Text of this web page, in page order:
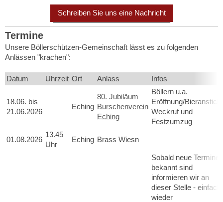
Schreiben Sie uns eine Nachricht
Termine
Unsere Böllerschützen-Gemeinschaft lässt es zu folgenden
Anlässen "krachen":
Datum Uhrzeit Ort Anlass Infos
18.06. bis
21.06.2026
Eching
80. Jubiläum
Burschenverein
Eching
Böllern u.a.
Eröffnung/Bieranstich,
Weckruf und
Festzumzug
01.08.2026
13.45
Uhr
Eching Brass Wiesn
Sobald neue Termine
bekannt sind
informieren wir an
dieser Stelle - einfach
wieder